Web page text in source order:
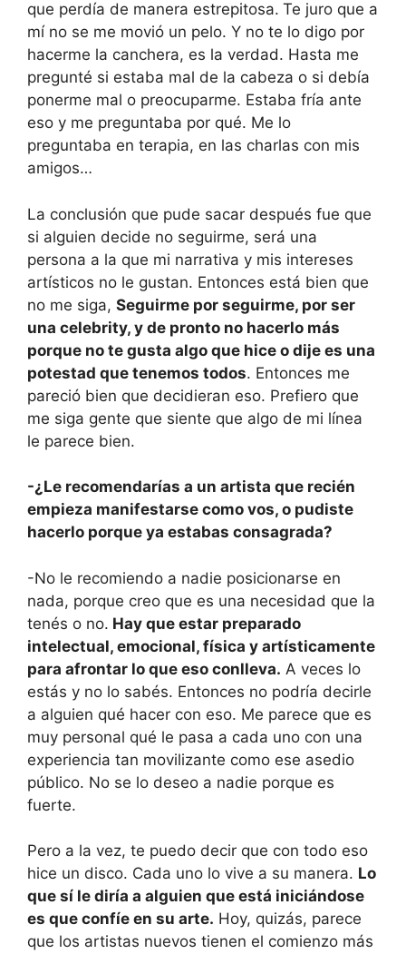
que perdía de manera estrepitosa. Te juro que a
mí no se me movió un pelo. Y no te lo digo por
hacerme la canchera, es la verdad. Hasta me
pregunté si estaba mal de la cabeza o si debía
ponerme mal o preocuparme. Estaba fría ante
eso y me preguntaba por qué. Me lo
preguntaba en terapia, en las charlas con mis
amigos…
La conclusión que pude sacar después fue que
si alguien decide no seguirme, será una
persona a la que mi narrativa y mis intereses
artísticos no le gustan. Entonces está bien que
no me siga, Seguirme por seguirme, por ser
una celebrity, y de pronto no hacerlo más
porque no te gusta algo que hice o dije es una
potestad que tenemos todos. Entonces me
pareció bien que decidieran eso. Prefiero que
me siga gente que siente que algo de mi línea
le parece bien.
-¿Le recomendarías a un artista que recién
empieza manifestarse como vos, o pudiste
hacerlo porque ya estabas consagrada?
-No le recomiendo a nadie posicionarse en
nada, porque creo que es una necesidad que la
tenés o no. Hay que estar preparado
intelectual, emocional, física y artísticamente
para afrontar lo que eso conlleva. A veces lo
estás y no lo sabés. Entonces no podría decirle
a alguien qué hacer con eso. Me parece que es
muy personal qué le pasa a cada uno con una
experiencia tan movilizante como ese asedio
público. No se lo deseo a nadie porque es
fuerte.
Pero a la vez, te puedo decir que con todo eso
hice un disco. Cada uno lo vive a su manera. Lo
que sí le diría a alguien que está iniciándose
es que confíe en su arte. Hoy, quizás, parece
que los artistas nuevos tienen el comienzo más